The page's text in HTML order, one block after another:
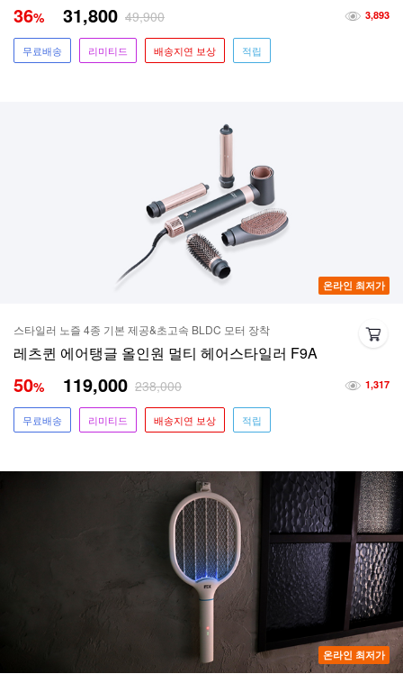
3,893
36% 31,800 49,900
무료배송 리미티드 배송지연 보상 적립
온라인 최저가
스타일러 노즐 4종 기본 제공&초고속 BLDC 모터 장착
레츠퀸 에어탱글 올인원 멀티 헤어스타일러 F9A
1,317
50% 119,000 238,000
무료배송 리미티드 배송지연 보상 적립
온라인 최저가